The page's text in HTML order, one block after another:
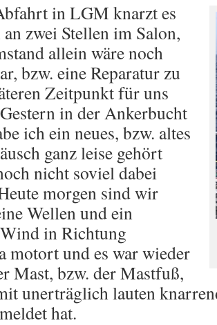
in LGM knarzt es
zwei Stellen im Salon,
allein wäre noch
bzw. eine Reparatur zu
Zeitpunkt für uns
in der Ankerbucht
ich ein neues, bzw. altes
ganz leise gehört
nicht soviel dabei
morgen sind wir
Wellen und ein
in Richtung
motort und es war wieder
Mast, bzw. der Mastfuß,
unerträglich lauten
hat.